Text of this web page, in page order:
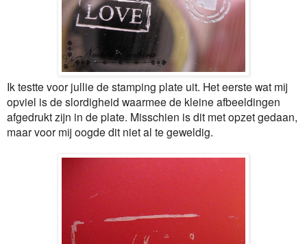
Ik testte voor jullie de stamping plate uit. Het eerste wat mij
opviel is de slordigheid waarmee de kleine afbeeldingen
afgedrukt zijn in de plate. Misschien is dit met opzet gedaan,
maar voor mij oogde dit niet al te geweldig.